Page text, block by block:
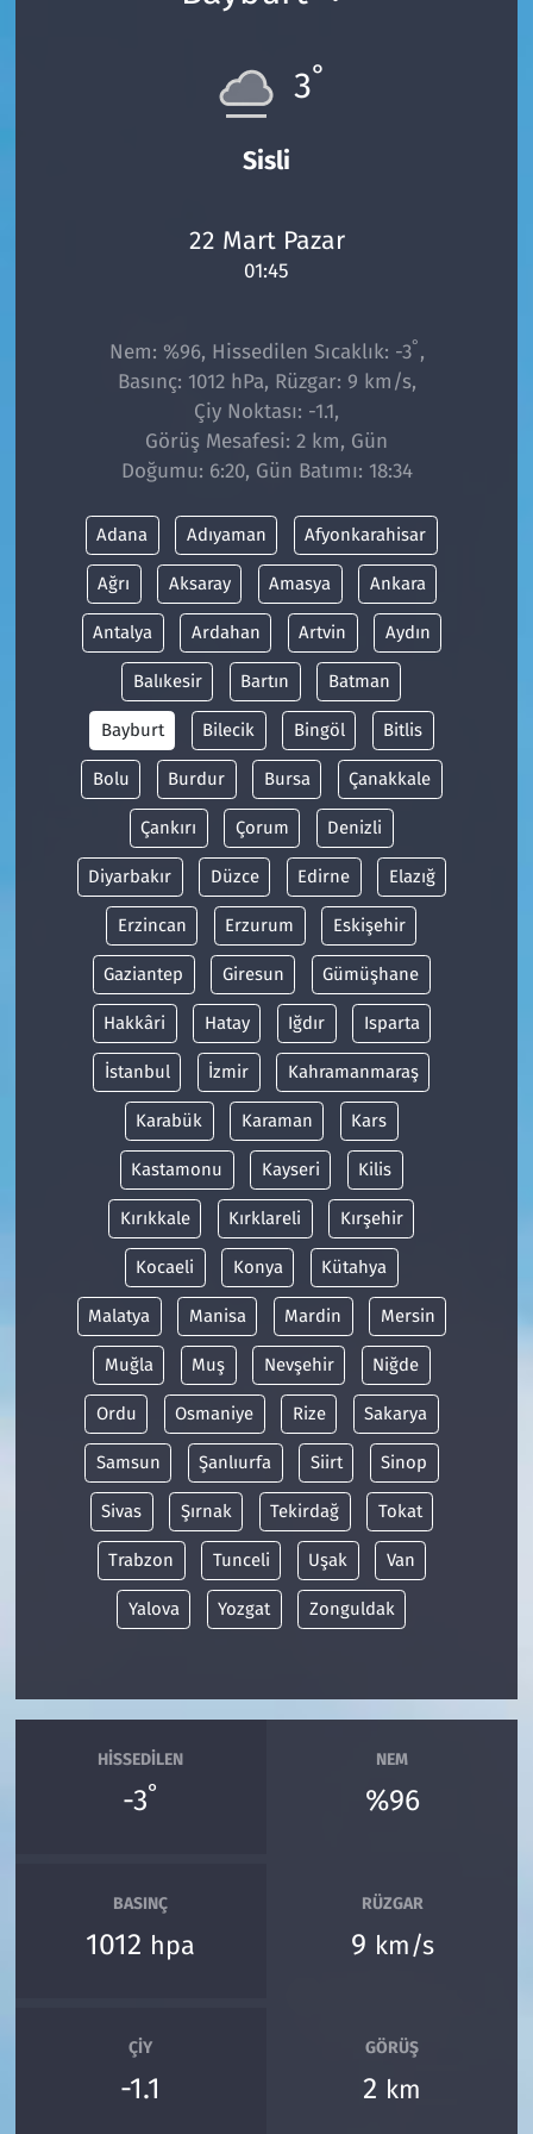
3°
Sisli
22 Mart Pazar
01:45
Nem: %96, Hissedilen Sıcaklık: -3° ,
Basınç: 1012 hPa, Rüzgar: 9 km/s,
Çiy Noktası: -1.1,
Görüş Mesafesi: 2 km, Gün
Doğumu: 6:20, Gün Batımı: 18:34
Adana Adıyaman Afyonkarahisar
Ağrı Aksaray Amasya Ankara
Antalya Ardahan Artvin Aydın
Balıkesir Bartın Batman
Bayburt Bilecik Bingöl Bitlis
Bolu Burdur Bursa Çanakkale
Çankırı Çorum Denizli
Diyarbakır Düzce Edirne Elazığ
Erzincan Erzurum Eskişehir
Gaziantep Giresun Gümüşhane
Hakkâri Hatay Iğdır Isparta
İstanbul İzmir Kahramanmaraş
Karabük Karaman Kars
Kastamonu Kayseri Kilis
Kırıkkale Kırklareli Kırşehir
Kocaeli Konya Kütahya
Malatya Manisa Mardin Mersin
Muğla Muş Nevşehir Niğde
Ordu Osmaniye Rize Sakarya
Samsun Şanlıurfa Siirt Sinop
Sivas Şırnak Tekirdağ Tokat
Trabzon Tunceli Uşak Van
Yalova Yozgat Zonguldak
HISSEDILEN
-3°
NEM
%96
BASINÇ
1012 hpa
RÜZGAR
9 km/s
ÇIY
-1.1
GÖRÜŞ
2 km